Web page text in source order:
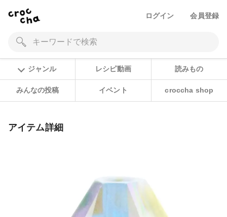
ログイン 会員登録
ジャンル レシピ動画 読みもの
みんなの投稿 イベント croccha shop
アイテム詳細